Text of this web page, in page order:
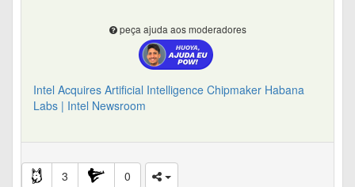
peça ajuda aos moderadores
Intel Acquires Artificial Intelligence Chipmaker Habana
Labs | Intel Newsroom
3
0